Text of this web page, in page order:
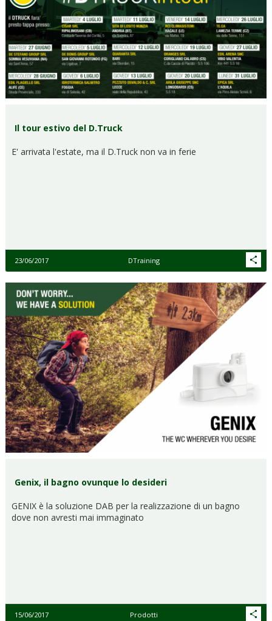
Il tour estivo del D.Truck
E' arrivata l'estate, ma il D.Truck non va in ferie
23/06/2017 DTraining
Genix, il bagno ovunque lo desideri
GENIX è la soluzione DAB per la realizzazione di un bagno
dove non avresti mai immaginato
15/06/2017 Prodotti